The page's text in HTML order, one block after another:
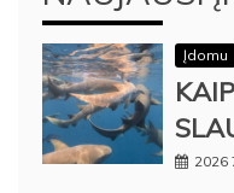
Įdomu
2026